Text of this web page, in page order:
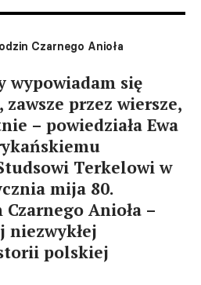
Czarnego Anioła
wypowiadam się
przez wiersze,
– powiedziała Ewa
Terkelowi w
mija 80.
Anioła –
niezwykłej
polskiej